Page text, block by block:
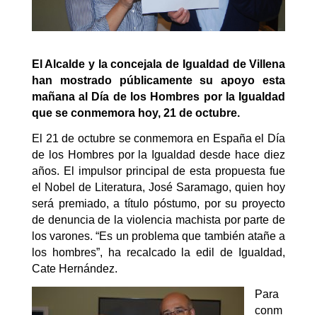
El Alcalde y la concejala de Igualdad de Villena
han mostrado públicamente su apoyo esta
mañana al Día de los Hombres por la Igualdad
que se conmemora hoy, 21 de octubre.
El 21 de octubre se conmemora en España el Día
de los Hombres por la Igualdad desde hace diez
años. El impulsor principal de esta propuesta fue
el Nobel de Literatura, José Saramago, quien hoy
será premiado, a título póstumo, por su proyecto
de denuncia de la violencia machista por parte de
los varones. “Es un problema que también atañe a
los hombres”, ha recalcado la edil de Igualdad,
Cate Hernández.
Para
conm